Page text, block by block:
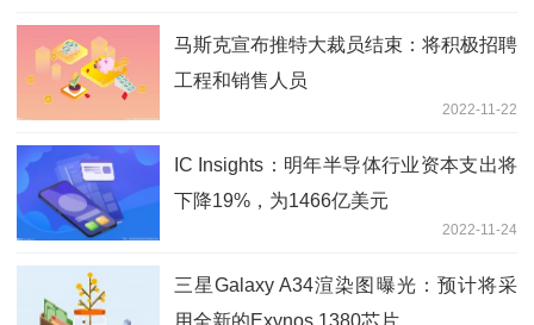
马斯克宣布推特大裁员结束：将积极招聘
工程和销售人员
2022-11-22
IC Insights：明年半导体行业资本支出将
下降19%，为1466亿美元
2022-11-24
三星Galaxy A34渲染图曝光：预计将采
用全新的Exynos 1380芯片